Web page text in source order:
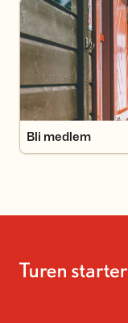
Bli medlem
Bli medlem